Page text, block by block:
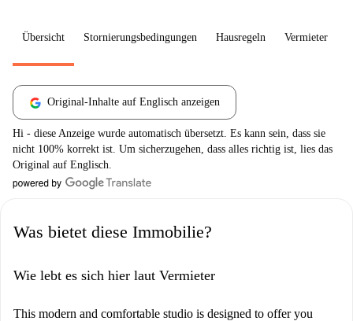
Übersicht Stornierungsbedingungen Hausregeln Vermieter
Original-Inhalte auf Englisch anzeigen
Hi - diese Anzeige wurde automatisch übersetzt. Es kann sein, dass sie
nicht 100% korrekt ist. Um sicherzugehen, dass alles richtig ist, lies das
Original auf Englisch.
Was bietet diese Immobilie?
Wie lebt es sich hier laut Vermieter
This modern and comfortable studio is designed to offer you